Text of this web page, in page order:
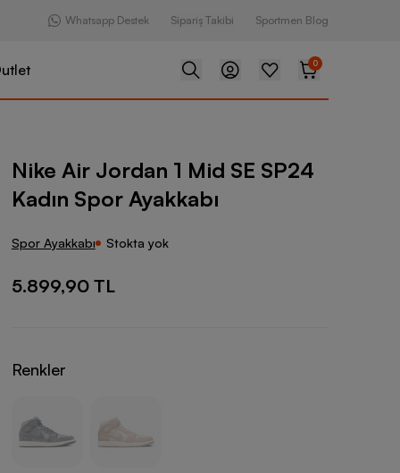
Whatsapp Destek Sipariş Takibi Sportmen Blog
0
1 Mid SE SP24 Kadın Spor Ayakkabı
Nike Air Jordan 1 Mid SE SP24
Kadın Spor Ayakkabı
Spor Ayakkabı Stokta yok
5.899,90 TL
Renkler